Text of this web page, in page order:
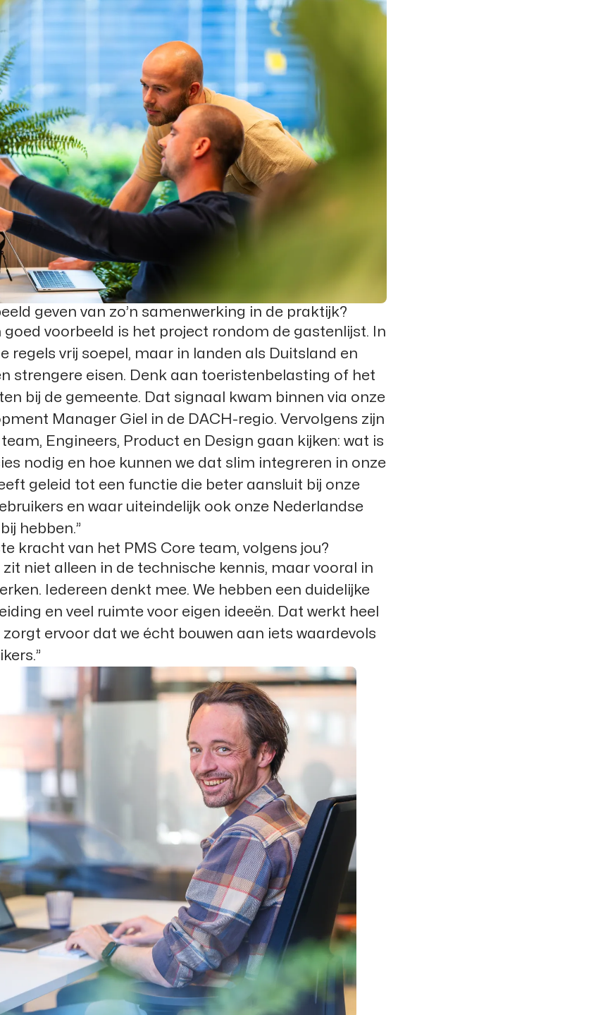
geven van zo’n samenwerking in de praktijk?
goed voorbeeld is het project rondom de gastenlijst. In
regels vrij soepel, maar in landen als Duitsland en
strengere eisen. Denk aan toeristenbelasting of het
bij de gemeente. Dat signaal kwam binnen via onze
Manager Giel in de DACH-regio. Vervolgens zijn
Engineers, Product en Design gaan kijken: wat is
nodig en hoe kunnen we dat slim integreren in onze
geleid tot een functie die beter aansluit bij onze
en waar uiteindelijk ook onze Nederlandse
hebben.”
kracht van het PMS Core team, volgens jou?
zit niet alleen in de technische kennis, maar vooral in
Iedereen denkt mee. We hebben een duidelijke
en veel ruimte voor eigen ideeën. Dat werkt heel
ervoor dat we écht bouwen aan iets waardevols